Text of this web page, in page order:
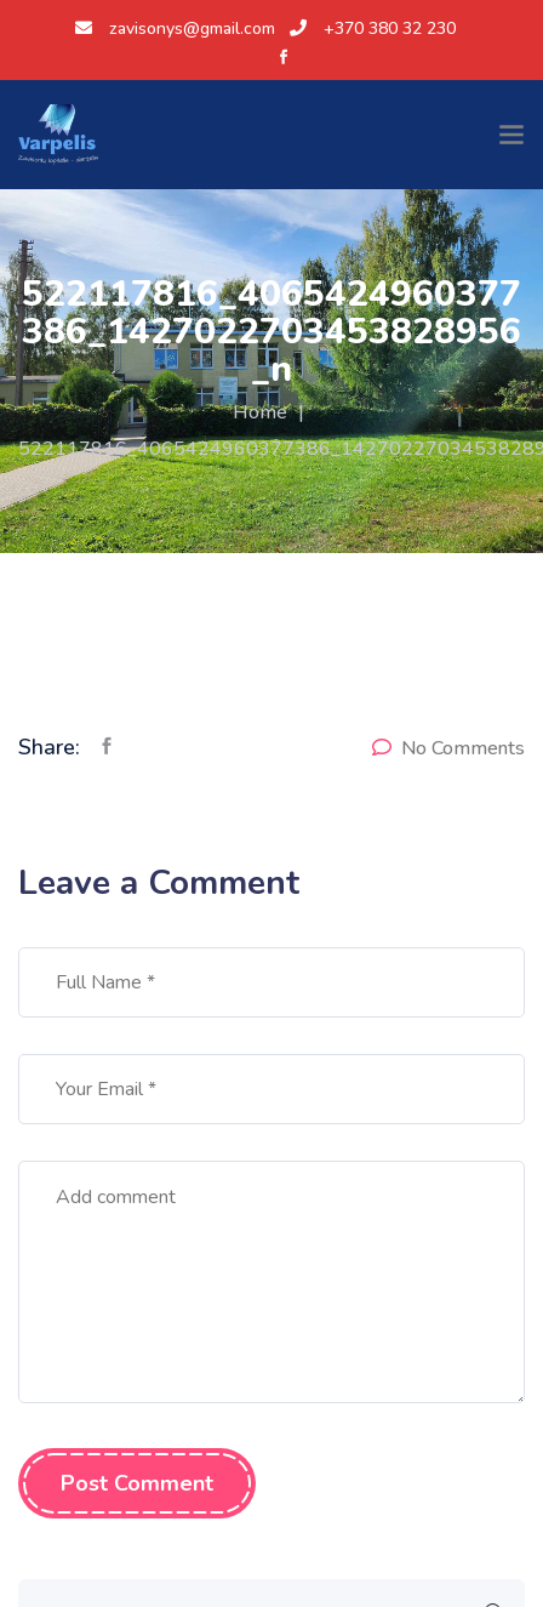
zavisonys@gmail.com +370 380 32 230
522117816_4065424960377
386_1427022703453828956
_n
Home |
Share: No Comments
Leave a Comment
Post Comment